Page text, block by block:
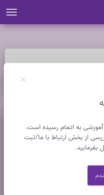
آنلاین و یا حضوری با
clear
به اتمام رسیده است.
از بخش ارتباط با ما/ثبت